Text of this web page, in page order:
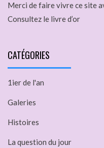
Merci de faire vivre ce site
Consultez le livre d’or
CATÉGORIES
1ier de l'an
Galeries
Histoires
La question du jour